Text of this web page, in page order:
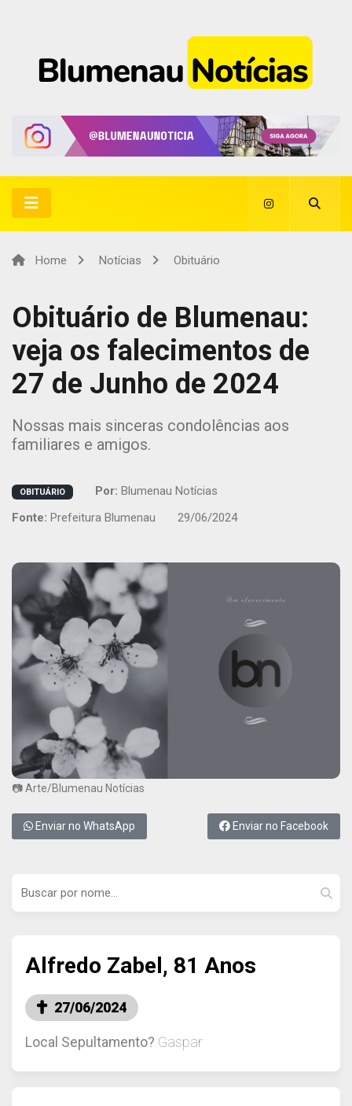
Home Notícias Obituário
Obituário de Blumenau:
veja os falecimentos de
27 de Junho de 2024
Nossas mais sinceras condolências aos
familiares e amigos.
OBITUÁRIO Por: Blumenau Notícias
Fonte: Prefeitura Blumenau 29/06/2024
📷 Arte/Blumenau Notícias
Enviar no WhatsApp Enviar no Facebook
Alfredo Zabel, 81 Anos
27/06/2024
Local Sepultamento? Gaspar